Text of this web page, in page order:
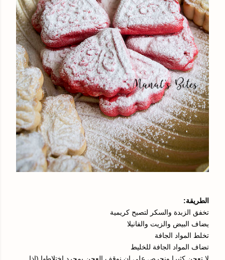
الطريقة:
تخفق الزبدة والسكر لتصبح كريمية
يضاف البيض والزيت والفانيلا
تخلط المواد الجافة
تضاف المواد الجافة للخليط
لا تعجن كثيرا ونحرص على ان نوقف العجن بمجرد اختلاطها (اذا